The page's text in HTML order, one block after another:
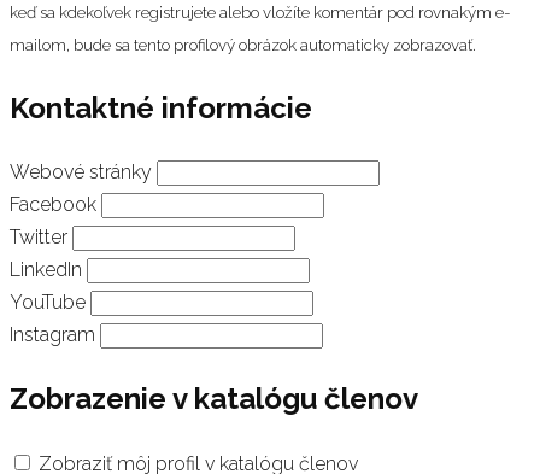
keď sa kdekoľvek registrujete alebo vložíte komentár pod rovnakým e-
mailom, bude sa tento profilový obrázok automaticky zobrazovať.
Kontaktné informácie
Webové stránky
Facebook
Twitter
LinkedIn
YouTube
Instagram
Zobrazenie v katalógu členov
Zobraziť môj profil v katalógu členov